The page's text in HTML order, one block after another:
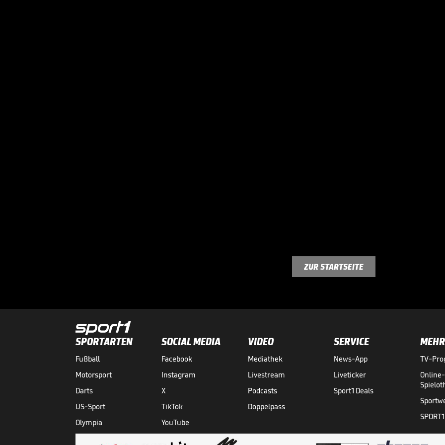
ZUR STARTSEITE
SPORTARTEN
Fußball
Motorsport
Darts
US-Sport
Olympia
SOCIAL MEDIA
Facebook
Instagram
X
TikTok
YouTube
VIDEO
Mediathek
Livestream
Podcasts
Doppelpass
SERVICE
News-App
Liveticker
Sport1 Deals
MEHR
TV-